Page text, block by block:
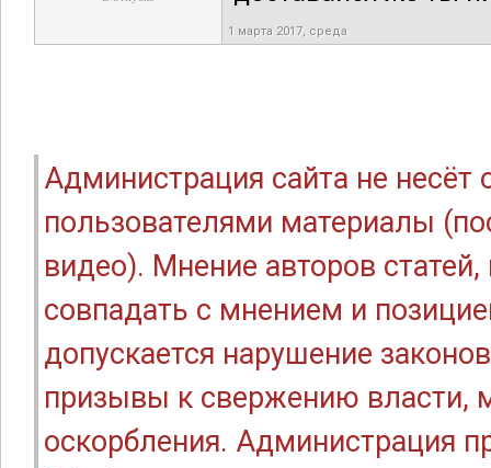
1 марта 2017, среда
Администрация сайта не
пользователями материалы
видео). Мнение авторов
совпадать с мнением и
допускается нарушение
призывы к свержению власти,
оскорбления. Администрация